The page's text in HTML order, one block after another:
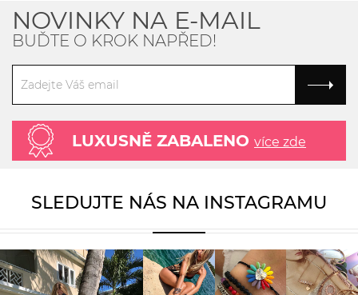
NOVINKY NA E-MAIL
BUĎTE O KROK NAPŘED!
LUXUSNĚ ZABALENO více zde
SLEDUJTE NÁS NA INSTAGRAMU